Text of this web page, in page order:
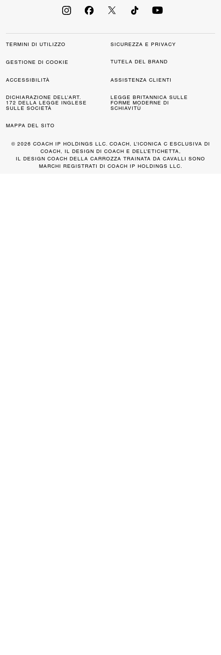
TERMINI DI UTILIZZO SICUREZZA E PRIVACY
GESTIONE DI COOKIE TUTELA DEL BRAND
ACCESSIBILITÀ ASSISTENZA CLIENTI
DICHIARAZIONE DELL’ART.
172 DELLA LEGGE INGLESE
SULLE SOCIETÀ
LEGGE BRITANNICA SULLE
FORME MODERNE DI
SCHIAVITÙ
MAPPA DEL SITO
© 2026 COACH IP HOLDINGS LLC. COACH, L’ICONICA C ESCLUSIVA DI
COACH, IL DESIGN DI COACH E DELL’ETICHETTA,
IL DESIGN COACH DELLA CARROZZA TRAINATA DA CAVALLI SONO
MARCHI REGISTRATI DI COACH IP HOLDINGS LLC.